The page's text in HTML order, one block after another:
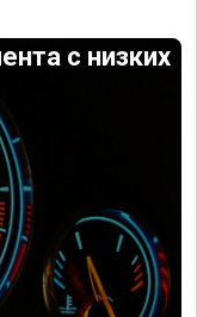
с низких